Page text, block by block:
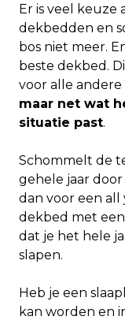
Er is veel keuze
dekbedden en
bos niet meer.
beste dekbed.
voor alle
maar net wat
situatie past.
Schommelt de
gehele jaar door
dan voor een all
dekbed met
dat je het hele
slapen.
Heb je een
kan worden en